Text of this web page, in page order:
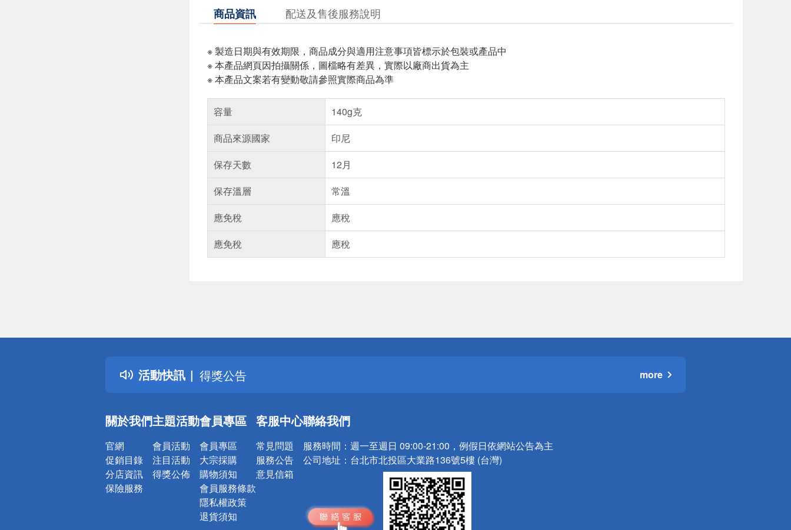
商品資訊 配送及售後服務說明
※ 製造日期與有效期限，商品成分與適用注意事項皆標示於包裝或產品中
※ 本產品網頁因拍攝關係，圖檔略有差異，實際以廠商出貨為主
※ 本產品文案若有變動敬請參照實際商品為準
容量
140g克
商品來源國家
印尼
保存天數
12月
保存溫層
常溫
應免稅
應稅
應免稅
應稅
活動快訊
詐騙網頁！請小心！
得獎公告
熱門話題
銀行優惠
詐騙網頁！請小心！
more
關於我們
官網
促銷目錄
分店資訊
保險服務
主題活動
會員活動
注目活動
得獎公佈
會員專區
會員專區
大宗採購
購物須知
會員服務條款
隱私權政策
退貨須知
客服中心
常見問題
服務公告
意見信箱
聯絡我們
服務時間： 週一至週日 09:00-21:00，例假日依網站公告為主
公司地址： 台北市北投區大業路136號5樓 (台灣)